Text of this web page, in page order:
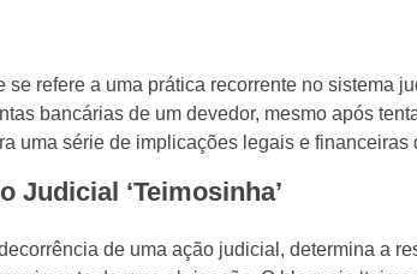
se refere a uma prática recorrente no sistema
bancárias de um devedor, mesmo após
uma série de implicações legais e financeiras
Judicial ‘Teimosinha’
de uma ação judicial, determina a